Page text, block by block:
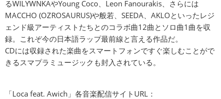
るWILYWNKAやYoung Coco、Leon Fanourakis、さらには
MACCHO (OZROSAURUS)や般若、SEEDA、AKLOといったレジ
ェンド級アーティストたちとのコラボ曲12曲とソロ曲1曲を収
録。これぞ今の日本語ラップ最前線と言える作品だ。
CDには収録された楽曲をスマートフォンですぐ楽しむことがで
きるスマプラミュージックも封入されている。
「Loca feat. Awich」各音楽配信サイトURL：